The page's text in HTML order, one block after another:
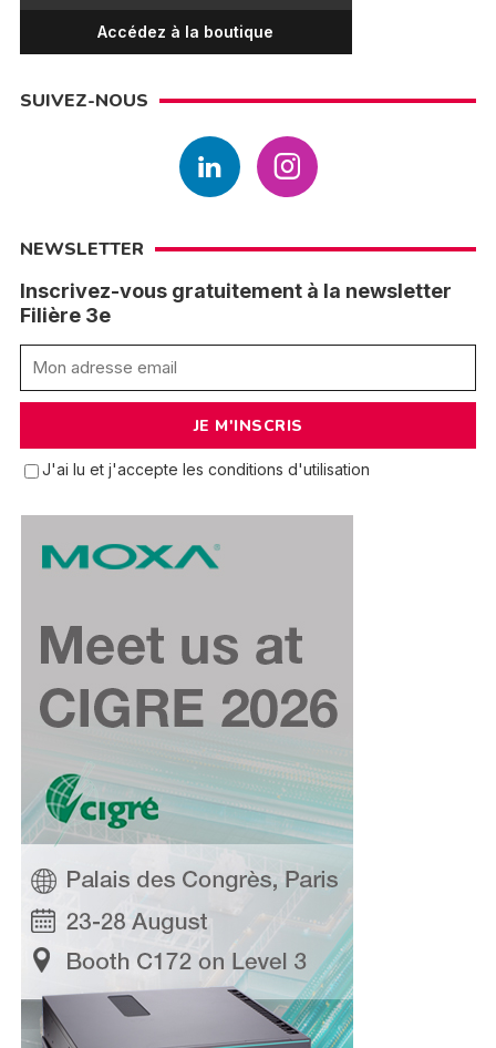
Accédez à la boutique
SUIVEZ-NOUS
NEWSLETTER
Inscrivez-vous gratuitement à la newsletter
Filière 3e
J'ai lu et j'accepte les conditions d'utilisation